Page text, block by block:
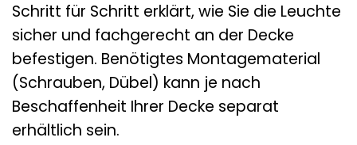
Schritt für Schritt erklärt, wie Sie die Leuchte
sicher und fachgerecht an der Decke
befestigen. Benötigtes Montagematerial
(Schrauben, Dübel) kann je nach
Beschaffenheit Ihrer Decke separat
erhältlich sein.